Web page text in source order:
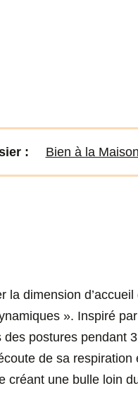
: Bien à la Maison
dimension
». Inspiré
postures pendant
de sa
une bulle loin